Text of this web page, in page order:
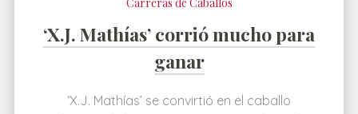
‘X.J. Mathías’ corrió mucho para
ganar
‘X.J. Mathías’ se convirtió en el caballo